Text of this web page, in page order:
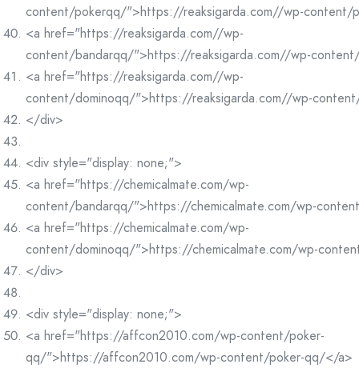
content/pokerqq/">https://reaksigarda.com//wp-content/
<a href="https://reaksigarda.com//wp-
content/bandarqq/">https://reaksigarda.com//wp-
<a href="https://reaksigarda.com//wp-
content/dominoqq/">https://reaksigarda.com//wp-
</div>
<div style="display: none;">
<a href="https://chemicalmate.com/wp-
content/bandarqq/">https://chemicalmate.com/wp-
<a href="https://chemicalmate.com/wp-
content/dominoqq/">https://chemicalmate.com/wp-
</div>
<div style="display: none;">
<a href="https://affcon2010.com/wp-content/poker-
qq/">https://affcon2010.com/wp-content/poker-qq/</a>